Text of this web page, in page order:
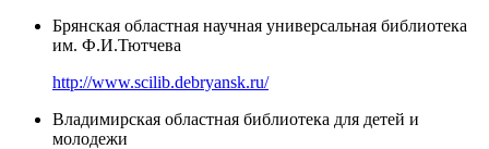
Брянская областная научная универсальная библиотека
им. Ф.И.Тютчева
http://www.scilib.debryansk.ru/
Владимирская областная библиотека для детей и
молодежи